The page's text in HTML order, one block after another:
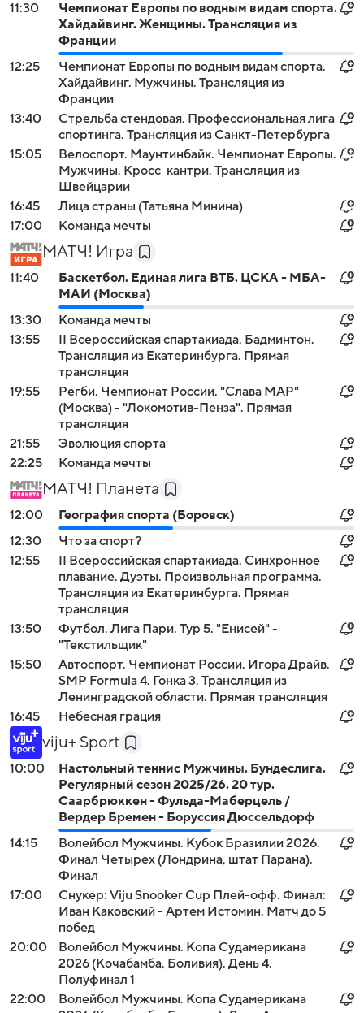
11:30
Чемпионат Европы по водным видам спорта.
Хайдайвинг. Женщины. Трансляция из
Франции
12:25
Чемпионат Европы по водным видам спорта.
Хайдайвинг. Мужчины. Трансляция из
Франции
13:40
Стрельба стендовая. Профессиональная лига
спортинга. Трансляция из Санкт-Петербурга
15:05
Велоспорт. Маунтинбайк. Чемпионат Европы.
Мужчины. Кросс-кантри. Трансляция из
Швейцарии
16:45
Лица страны (Татьяна Минина)
17:00
Команда мечты
МАТЧ! Игра
11:40
Баскетбол. Единая лига ВТБ. ЦСКА - МБА-
МАИ (Москва)
13:30
Команда мечты
13:55
II Всероссийская спартакиада. Бадминтон.
Трансляция из Екатеринбурга. Прямая
трансляция
19:55
Регби. Чемпионат России. "Слава МАР"
(Москва) - "Локомотив-Пенза". Прямая
трансляция
21:55
Эволюция спорта
22:25
Команда мечты
МАТЧ! Планета
12:00
География спорта (Боровск)
12:30
Что за спорт?
12:55
II Всероссийская спартакиада. Синхронное
плавание. Дуэты. Произвольная программа.
Трансляция из Екатеринбурга. Прямая
трансляция
13:50
Футбол. Лига Пари. Тур 5. "Енисей" -
"Текстильщик"
15:50
Автоспорт. Чемпионат России. Игора Драйв.
SMP Formula 4. Гонка 3. Трансляция из
Ленинградской области. Прямая трансляция
16:45
Небесная грация
viju+ Sport
10:00
Настольный теннис Мужчины. Бундеслига.
Регулярный сезон 2025/26. 20 тур.
Саарбрюккен - Фульда-Маберцель /
Вердер Бремен - Боруссия Дюссельдорф
14:15
Волейбол Мужчины. Кубок Бразилии 2026.
Финал Четырех (Лондрина, штат Парана).
Финал
17:00
Снукер: Viju Snooker Cup Плей-офф. Финал:
Иван Каковский - Артем Истомин. Матч до 5
побед
20:00
Волейбол Мужчины. Копа Судамерикана
2026 (Кочабамба, Боливия). День 4.
Полуфинал 1
22:00
Волейбол Мужчины. Копа Судамерикана